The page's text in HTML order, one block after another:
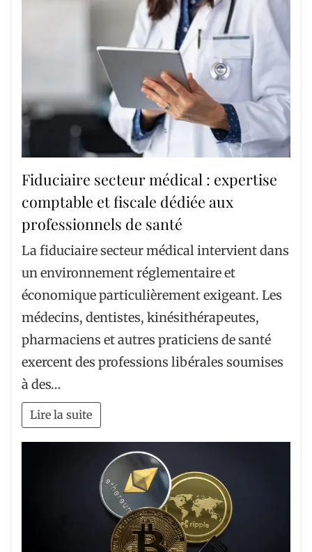
Fiduciaire secteur médical : expertise
comptable et fiscale dédiée aux
professionnels de santé
La fiduciaire secteur médical intervient dans
un environnement réglementaire et
économique particulièrement exigeant. Les
médecins, dentistes, kinésithérapeutes,
pharmaciens et autres praticiens de santé
exercent des professions libérales soumises
à des…
Lire la suite